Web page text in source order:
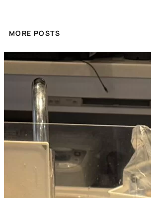
MORE POSTS